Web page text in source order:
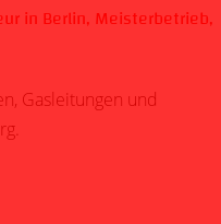
in Berlin, Meisterbetrieb,
Gasleitungen und